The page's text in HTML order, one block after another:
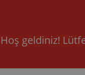
geldiniz!